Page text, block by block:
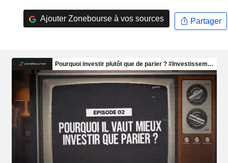
Ajouter Zonebourse à vos sources Partager